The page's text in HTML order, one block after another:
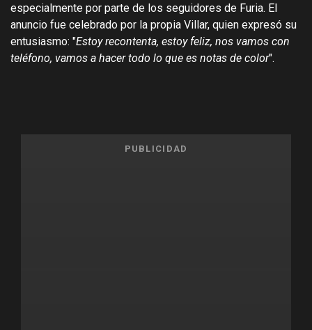
especialmente por parte de los seguidores de Furia. El
anuncio fue celebrado por la propia Villar, quien expresó su
entusiasmo: "Estoy recontenta, estoy feliz, nos vamos con
teléfono, vamos a hacer todo lo que es notas de color".
PUBLICIDAD